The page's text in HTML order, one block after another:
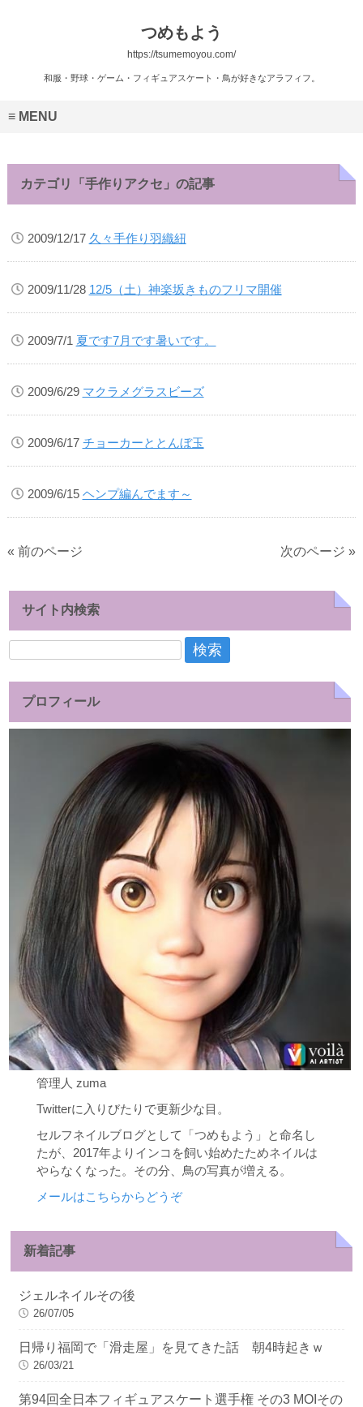
つめもよう
https://tsumemoyou.com/
和服・野球・ゲーム・フィギュアスケート・鳥が好きなアラフィフ。
MENU
カテゴリ「手作りアクセ」の記事
2009/12/17 久々手作り羽織紐
2009/11/28 12/5（土）神楽坂きものフリマ開催
2009/7/1 夏です7月です暑いです。
2009/6/29 マクラメグラスビーズ
2009/6/17 チョーカーととんぼ玉
2009/6/15 ヘンプ編んでます～
« 前のページ 次のページ »
サイト内検索
検
プロフィール
管理人 zuma
Twitterに入りびたりで更新少な目。
セルフネイルブログとして「つめもよう」と命名し
たが、2017年よりインコを飼い始めたためネイルは
やらなくなった。その分、鳥の写真が増える。
メールはこちらからどうぞ
新着記事
ジェルネイルその後
26/07/05
日帰り福岡で「滑走屋」を見てきた話 朝4時起きｗ
26/03/21
第94回全日本フィギュアスケート選手権 その3 MOIその